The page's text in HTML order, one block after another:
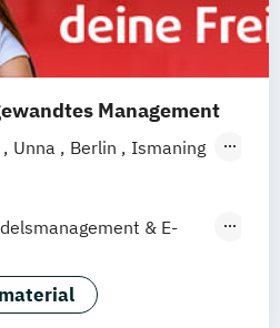
Management
Unna Berlin
Ismaning
Präsenzstudium& E-
Sportmanagement